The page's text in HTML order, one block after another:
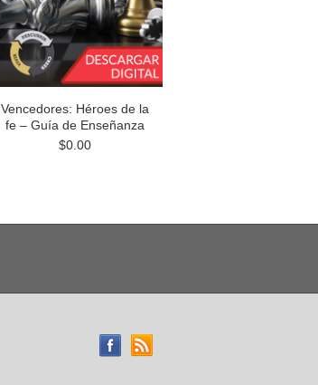
Vencedores: Héroes de la
fe – Guía de Enseñanza
$0.00